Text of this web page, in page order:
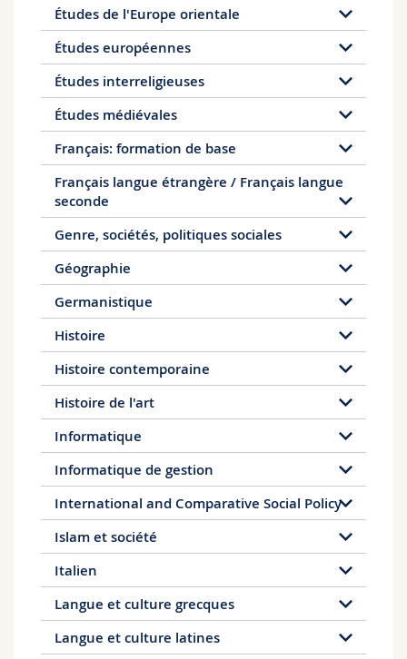
Études de l'Europe orientale
Études européennes
Études interreligieuses
Études médiévales
Français: formation de base
Français langue étrangère / Français langue
seconde
Genre, sociétés, politiques sociales
Géographie
Germanistique
Histoire
Histoire contemporaine
Histoire de l'art
Informatique
Informatique de gestion
International and Comparative Social Policy
Islam et société
Italien
Langue et culture grecques
Langue et culture latines